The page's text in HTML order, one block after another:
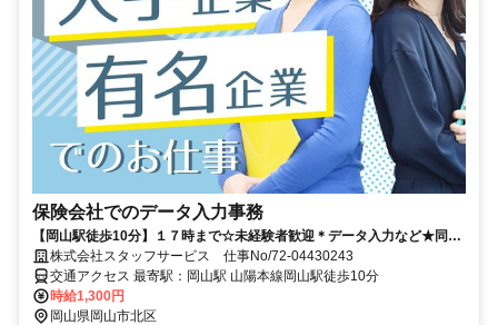
保険会社でのデータ入力事務
【岡山駅徒歩10分】１７時まで☆未経験者歓迎＊データ入力など★同業
務者も在籍＊ 直接雇用実績あり！
株式会社スタッフサービス 仕事No/72-04430243
交通アクセス 最寄駅：岡山駅 山陽本線岡山駅徒歩10分
時給1,300円
岡山県岡山市北区